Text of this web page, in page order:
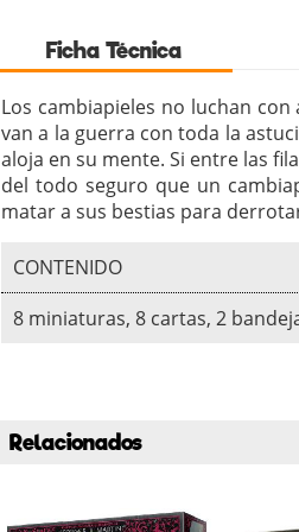
Ficha Técnica
Los cambiapieles no luchan
van a la guerra con toda la
aloja en su mente. Si entre las
del todo seguro que un
matar a sus bestias para
CONTENIDO
8 miniaturas, 8 cartas, 2
Relacionados